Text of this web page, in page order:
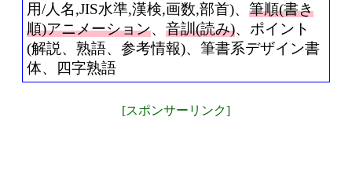
用/人名,JIS水準,漢検,画数,部首)、 筆順(書き
順)アニメーション、 音訓(読み)、ポイント
(解説、熟語、参考情報)、筆書系デザイン書
体、四字熟語
[スポンサーリンク]